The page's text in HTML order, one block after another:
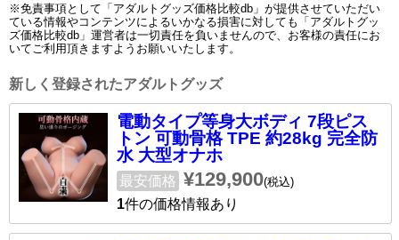
※免責事項として「アダルトグッズ価格比較db」が提供させていただい
ている情報やコンテンツによるいかなる損害に対しても「アダルトグッ
ズ価格比較db」運営者は一切責任を負いませんので、お客様の責任にお
いてご利用頂きますようお願いいたします。
新しく登録されたアダルトグッズ
電動タイプ等身大ボディ 7段ピス
トン 可動骨格 TPE 約28kg 完全防
水 大型オナホ
最安価格 ¥129,900(税込)
1件の価格情報あり